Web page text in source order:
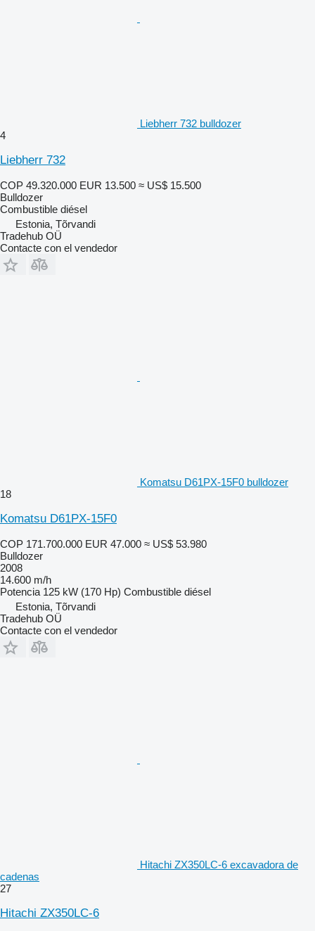
Liebherr 732 bulldozer
4
Liebherr 732
COP 49.320.000 EUR 13.500 ≈ US$ 15.500
Bulldozer
Combustible diésel
Estonia, Tõrvandi
Tradehub OÜ
Contacte con el vendedor
Komatsu D61PX-15F0 bulldozer
18
Komatsu D61PX-15F0
COP 171.700.000 EUR 47.000 ≈ US$ 53.980
Bulldozer
2008
14.600 m/h
Potencia 125 kW (170 Hp) Combustible diésel
Estonia, Tõrvandi
Tradehub OÜ
Contacte con el vendedor
Hitachi ZX350LC-6 excavadora de
cadenas
27
Hitachi ZX350LC-6